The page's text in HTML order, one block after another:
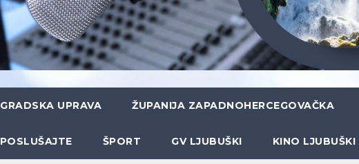
GRADSKA UPRAVA ŽUPANIJA ZAPADNOHERCEGOVAČKA
POSLUŠAJTE ŠPORT GV LJUBUŠKI KINO LJUBUŠKI